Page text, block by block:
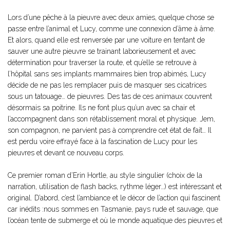
Lors d’une pêche à la pieuvre avec deux amies, quelque chose se
passe entre l’animal et Lucy, comme une connexion d’âme à âme.
Et alors, quand elle est renversée par une voiture en tentant de
sauver une autre pieuvre se trainant laborieusement et avec
détermination pour traverser la route, et qu’elle se retrouve à
l’hôpital sans ses implants mammaires bien trop abimés, Lucy
décide de ne pas les remplacer puis de masquer ses cicatrices
sous un tatouage… de pieuvres. Des tas de ces animaux couvrent
désormais sa poitrine. Ils ne font plus qu’un avec sa chair et
l’accompagnent dans son rétablissement moral et physique. Jem,
son compagnon, ne parvient pas à comprendre cet état de fait… Il
est perdu voire effrayé face à la fascination de Lucy pour les
pieuvres et devant ce nouveau corps.
Ce premier roman d’Erin Hortle, au style singulier (choix de la
narration, utilisation de flash backs, rythme léger…) est intéressant et
original. D’abord, c’est l’ambiance et le décor de l’action qui fascinent
car inédits :nous sommes en Tasmanie, pays rude et sauvage, que
l’océan tente de submerge et où le monde aquatique des pieuvres et